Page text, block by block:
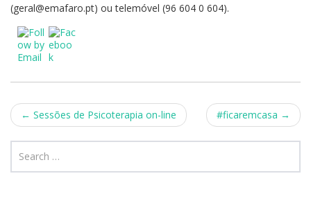
(geral@emafaro.pt) ou telemóvel (96 604 0 604).
Post
navigation
← Sessões de Psicoterapia on-line #ficaremcasa →